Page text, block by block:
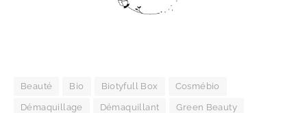
Beauté Bio Biotyfull Box Cosmébio
Démaquillage Démaquillant Green Beauty